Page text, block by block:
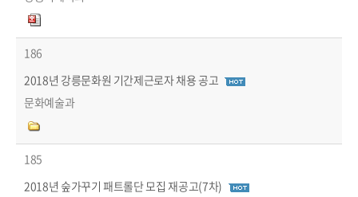
186
2018년 강릉문화원 기간제근로자 채용 공고
문화예술과
185
2018년 숲가꾸기 패트롤단 모집 재공고(7차)